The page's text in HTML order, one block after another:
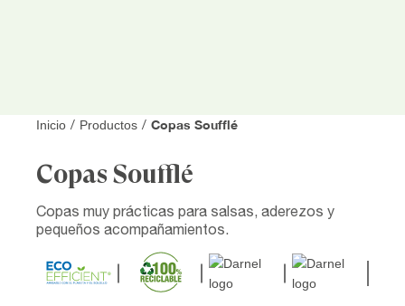
Inicio / Productos / Copas Soufflé
Copas Soufflé
Copas muy prácticas para salsas, aderezos y
pequeños acompañamientos.